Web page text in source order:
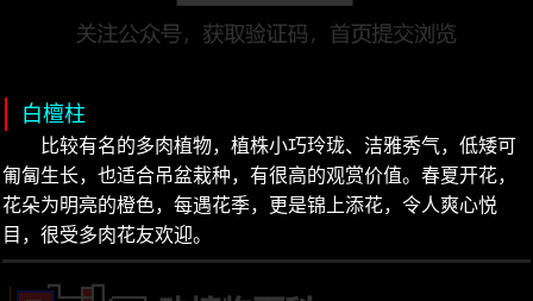
白檀柱
比较有名的多肉植物，植株小巧玲珑、洁雅秀气，低矮可
匍匐生长，也适合吊盆栽种，有很高的观赏价值。春夏开花，
花朵为明亮的橙色，每遇花季，更是锦上添花，令人爽心悦
目，很受多肉花友欢迎。